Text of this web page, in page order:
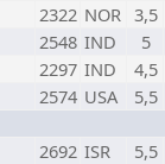
2322 NOR 3,5
2548 IND
5
2297 IND
4,5
2574 USA
5,5
2692 ISR
5,5